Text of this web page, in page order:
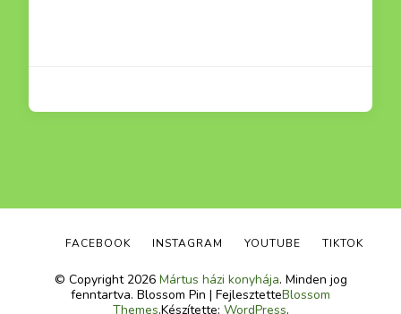
© Copyright 2026 Mártus házi konyhája. Minden jog
fenntartva. Blossom Pin | FejlesztetteBlossom
Themes.Készítette: WordPress.
FACEBOOK INSTAGRAM YOUTUBE TIKTOK